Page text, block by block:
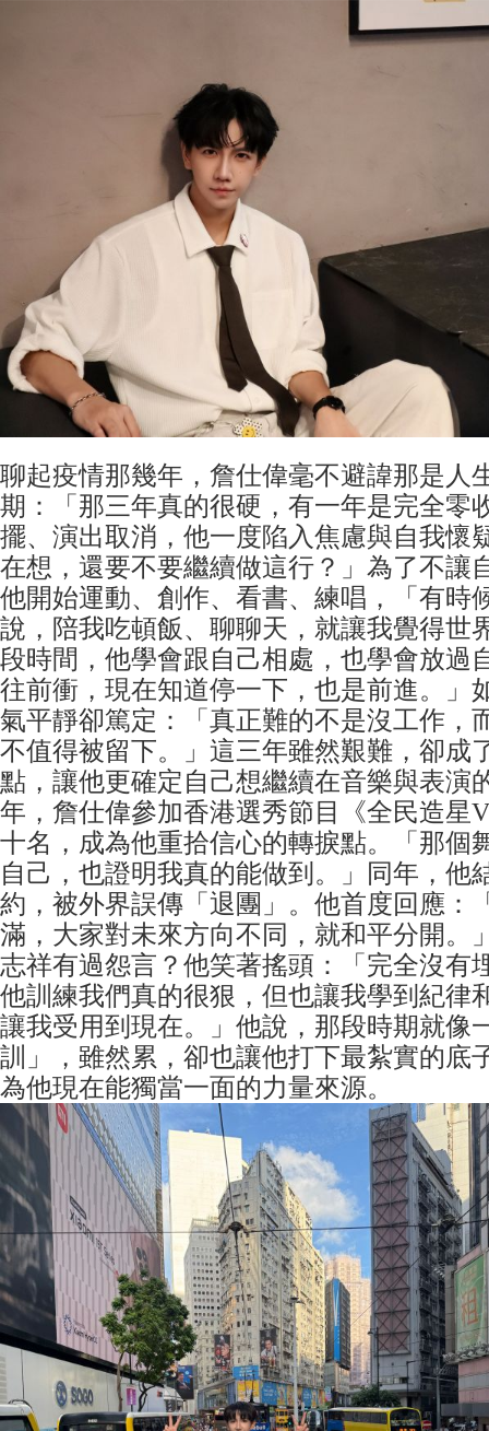
聊起疫情那幾年，詹仕偉毫不避諱那是人
期：「那三年真的很硬，有一年是完全零
擺、演出取消，他一度陷入焦慮與自我懷
在想，還要不要繼續做這行？」為了不讓
他開始運動、創作、看書、練唱，「有時
說，陪我吃頓飯、聊聊天，就讓我覺得世
段時間，他學會跟自己相處，也學會放過
往前衝，現在知道停一下，也是前進。」
氣平靜卻篤定：「真正難的不是沒工作，
不值得被留下。」這三年雖然艱難，卻成
點，讓他更確定自己想繼續在音樂與表演
年，詹仕偉參加香港選秀節目《全民造星
十名，成為他重拾信心的轉捩點。「那個
自己，也證明我真的能做到。」同年，他
約，被外界誤傳「退團」。他首度回應：
滿，大家對未來方向不同，就和平分開。
志祥有過怨言？他笑著搖頭：「完全沒有
他訓練我們真的很狠，但也讓我學到紀律
讓我受用到現在。」他說，那段時期就像
訓」，雖然累，卻也讓他打下最紮實的底
為他現在能獨當一面的力量來源。